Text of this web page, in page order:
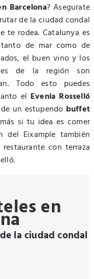
Barcelona? Asegurate
de la ciudad condal
te rodea. Catalunya es
tanto de mar como de
el buen vino y los
de la región son
Todo esto puedes
el Evenia Rosselló
un estupendo buffet
si tu idea es comer
del Eixample también
con terraza
en
la ciudad condal